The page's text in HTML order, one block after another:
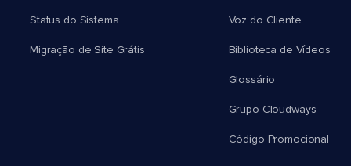
Status do Sistema
Migração de Site Grátis
Voz do Cliente
Biblioteca de Vídeos
Glossário
Grupo Cloudways
Código Promocional